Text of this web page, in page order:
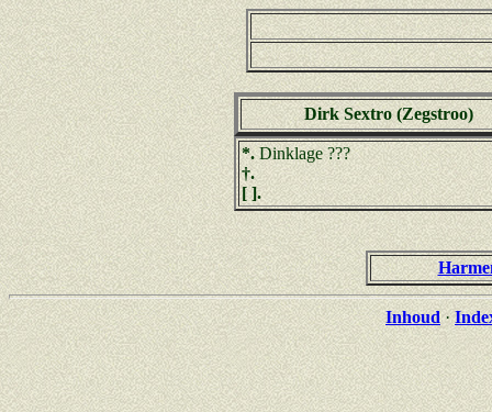
Dirk Sextro (Zegstroo)
*.Dinklage ???
†.
[ ].
Inhoud·